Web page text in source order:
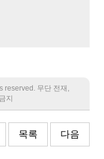
reserved. 무단 전재,
지
목록 다음